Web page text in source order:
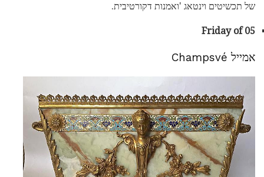
של תכשיטים וינטאג 'ואמנות דקורטיבית.
Friday of 05
אמייל Champsvé